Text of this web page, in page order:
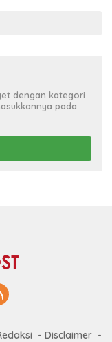
dengan kategori
pada
Disclaimer